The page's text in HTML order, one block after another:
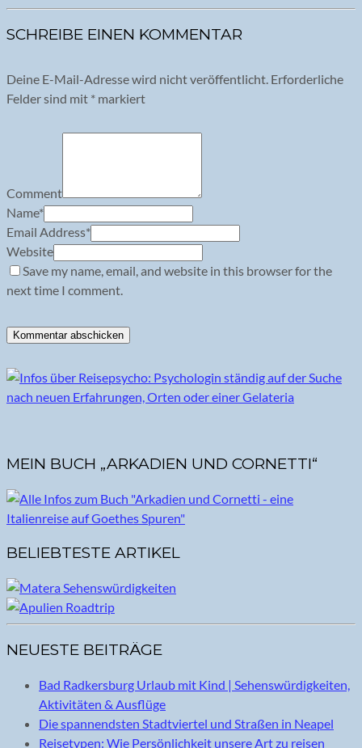
SCHREIBE EINEN KOMMENTAR
Deine E-Mail-Adresse wird nicht veröffentlicht. Erforderliche
Felder sind mit * markiert
Comment
Name*
Email Address*
Website
Save my name, email, and website in this browser for the
next time I comment.
MEIN BUCH „ARKADIEN UND CORNETTI“
BELIEBTESTE ARTIKEL
NEUESTE BEITRÄGE
Bad Radkersburg Urlaub mit Kind | Sehenswürdigkeiten,
Aktivitäten & Ausflüge
Die spannendsten Stadtviertel und Straßen in Neapel
Reisetypen: Wie Persönlichkeit unsere Art zu reisen